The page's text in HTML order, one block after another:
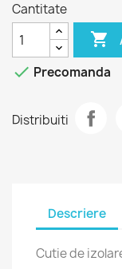
Cantitate

 Precomanda
Distribuiti
Descriere
Cutie de